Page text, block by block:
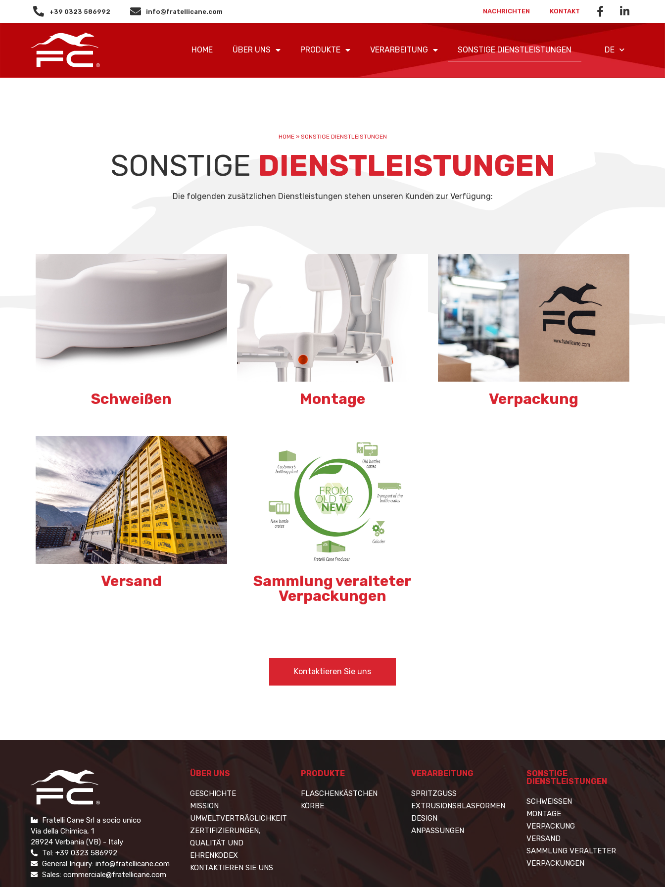
+39 0323 586992 info@fratellicane.com NACHRICHTEN KONTAKT
HOME ÜBER UNS PRODUKTE VERARBEITUNG SONSTIGE DIENSTLEISTUNGEN DE
HOME» SONSTIGE DIENSTLEISTUNGEN
SONSTIGE DIENSTLEISTUNGEN
Die folgenden zusätzlichen Dienstleistungen stehen unseren Kunden zur Verfügung:
Schweißen Montage Verpackung
Versand
Sammlung veralteter
Verpackungen
Kontaktieren Sie uns
Fratelli Cane Srl a socio unico
Via della Chimica, 1
28924 Verbania (VB) - Italy
Tel: +39 0323 586992
General Inquiry: info@fratellicane.com
Sales: commerciale@fratellicane.com
ÜBER UNS
GESCHICHTE
MISSION
UMWELTVERTRÄGLICHKEIT
ZERTIFIZIERUNGEN,
QUALITÄT UND
EHRENKODEX
KONTAKTIEREN SIE UNS
PRODUKTE
FLASCHENKÄSTCHEN
KÖRBE
VERARBEITUNG
SPRITZGUSS
EXTRUSIONSBLASFORMEN
DESIGN
ANPASSUNGEN
SONSTIGE
DIENSTLEISTUNGEN
SCHWEISSEN
MONTAGE
VERPACKUNG
VERSAND
SAMMLUNG VERALTETER
VERPACKUNGEN